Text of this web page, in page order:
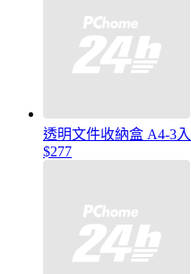
透明文件收納盒 A4-3入
$277